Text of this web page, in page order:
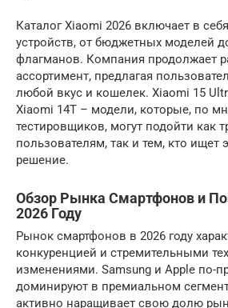
Каталог Xiaomi 2026 включает в
устройств, от бюджетных моделей
флагманов. Компания продолжает
ассортимент, предлагая
любой вкус и кошелек. Xiaomi 15
Xiaomi 14T – модели, которые, по
тестировщиков, могут подойти как
пользователям, так и тем, кто ищет
решение.
Обзор Рынка Смартфонов и
2026 Году
Рынок смартфонов в 2026 году
конкуренцией и стремительными
изменениями. Samsung и Apple по-
доминируют в премиальном
активно наращивает свою долю